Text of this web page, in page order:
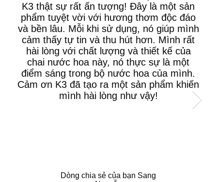
Đợt mình mua chai nước hoa White
Gold Project bên nhà K3 được một
lần rồi, mùi hương đúng kiểu mình
thích, ngọt vừa phải nhưng có mùi gì
đó rất là sang luôn. Giờ vào mua
thêm một chai làm quà tặng bạn đây.
Nói chung là rất ưng, sẽ giới thiệu
thêm
Trần